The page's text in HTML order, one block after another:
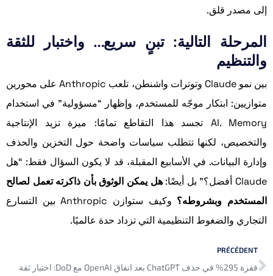
إلى مصدر قلق.
المرحلة التالية: تبنٍ سريع… واختبار للثقة
والتنظيم
بين نمو Claude وتوترات واشنطن، تلعب Anthropic على محورين
متوازيين: ابتكار موجّه للمستخدم، وإظهار “مسؤولية” في استخدام
AI. Memory تجسد هذا التقاطع تمامًا: ميزة تزيد الإنتاجية
والتخصيص، لكنها تتطلب سياسات واضحة حول التخزين والحذف
وإدارة البيانات. في الأسابيع المقبلة، قد لا يكون السؤال فقط: “هل
Claude أفضل؟” بل أيضًا:
هل يمكن الوثوق بأن ذاكرته تعمل لصالح
المستخدم وبشروطه؟
وكيف ستوازن Anthropic بين التسارع
التجاري والضغوط التنظيمية التي تزداد حدة عالميًا.
PRÉCÉDENT
قفزة 295% في حذف ChatGPT بعد اتفاق OpenAI مع DoD: اختبار ثقة